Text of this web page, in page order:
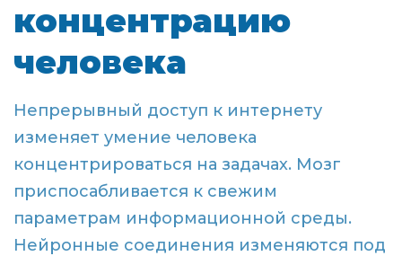
концентрацию
человека
Непрерывный доступ к интернету
изменяет умение человека
концентрироваться на задачах. Мозг
приспосабливается к свежим
параметрам информационной среды.
Нейронные соединения изменяются под